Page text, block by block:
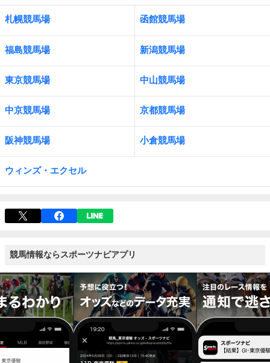
札幌競馬場 函館競馬場
福島競馬場 新潟競馬場
東京競馬場 中山競馬場
中京競馬場 京都競馬場
阪神競馬場 小倉競馬場
ウィンズ・エクセル
競馬情報ならスポーツナビアプリ